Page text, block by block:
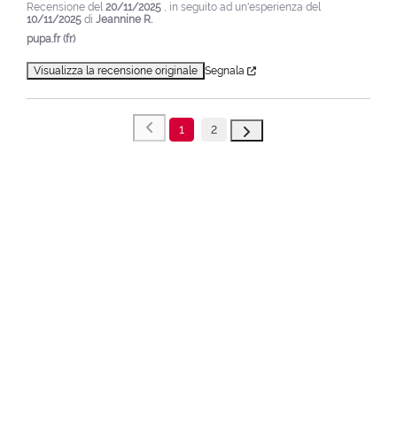
Recensione del 20/11/2025 , in seguito ad un'esperienza del
10/11/2025 di Jeannine R.
pupa.fr (fr)
Visualizza la recensione originale Segnala
1 2